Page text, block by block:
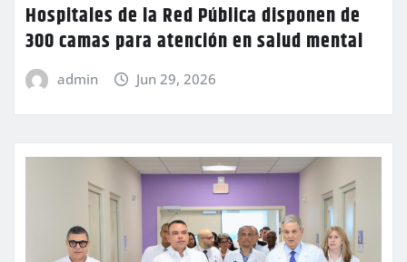
Hospitales de la Red Pública disponen de
300 camas para atención en salud mental
admin Jun 29, 2026